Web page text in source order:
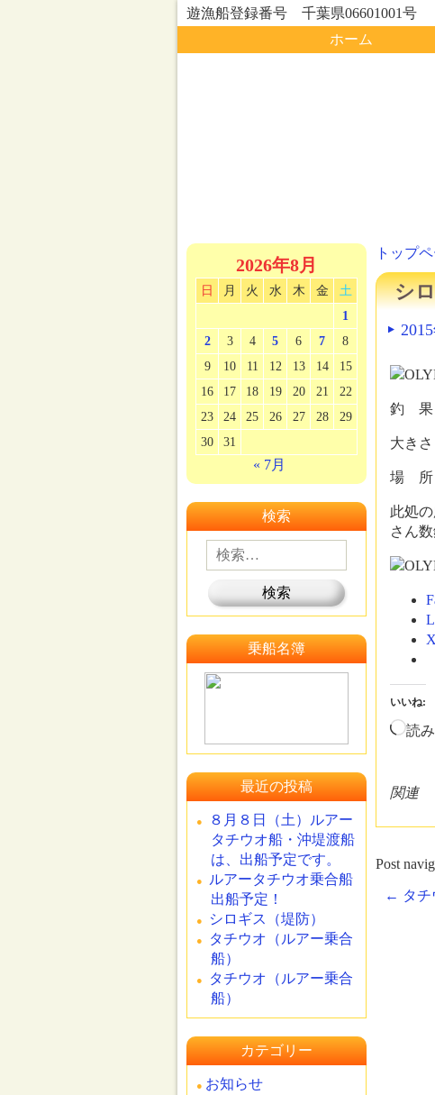
遊漁船登録番号 千葉県06601001号
ホーム
トップ
シ
釣
大き
場
此処
さん
X
いいね:
読
関連
Post
← タチ
2026年8月
日 月 火 水 木 金
土
1
2
3 4 5 6 7
8
9
10 11 12 13 14
15
16
17 18 19 20 21
22
23
24 25 26 27 28
29
30
31
« 7月
検索
乗船名簿
最近の投稿
８月８日（土）ルアー
タチウオ船・沖堤渡船
は、出船予定です。
ルアータチウオ乗合船
出船予定！
シロギス（堤防）
タチウオ（ルアー乗合
船）
タチウオ（ルアー乗合
船）
カテゴリー
お知らせ